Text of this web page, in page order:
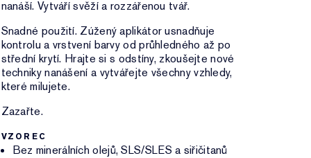
nanáší. Vytváří svěží a rozzářenou tvář.
Snadné použití. Zúžený aplikátor usnadňuje
kontrolu a vrstvení barvy od průhledného až po
střední krytí. Hrajte si s odstíny, zkoušejte nové
techniky nanášení a vytvářejte všechny vzhledy,
které milujete.
Zazařte.
VZOREC
Bez minerálních olejů, SLS/SLES a siřičitanů